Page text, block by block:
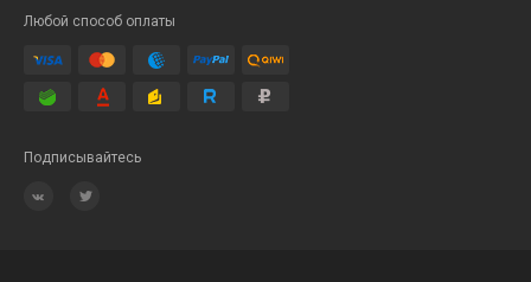
Любой способ оплаты
Подписывайтесь